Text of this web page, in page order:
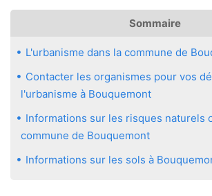
Sommaire
L'urbanisme dans la commune de
Contacter les organismes pour vos
l'urbanisme à Bouquemont
Informations sur les risques naturels
commune de Bouquemont
Informations sur les sols à